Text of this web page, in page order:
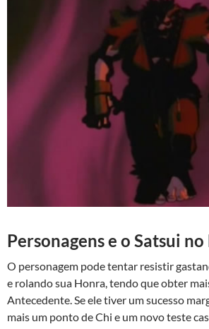
Personagens e o Satsui
O personagem pode tentar resistir
e rolando sua Honra, tendo que obter
Antecedente. Se ele tiver um sucesso
mais um ponto de Chi e um novo teste